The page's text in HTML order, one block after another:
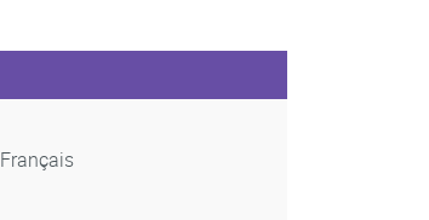
Français